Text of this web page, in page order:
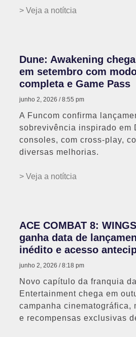
> Veja a notítcia
Dune: Awakening
em setembro com
completa e Game Pass
junho 2, 2026 8:55 pm
A Funcom confirma
sobrevivência inspirado em
consoles, com cross-play,
diversas melhorias.
> Veja a notítcia
ACE COMBAT 8:
ganha data de
inédito e acesso
junho 2, 2026 8:18 pm
Novo capítulo da franquia
Entertainment chega em
campanha cinematográfica,
e recompensas exclusivas